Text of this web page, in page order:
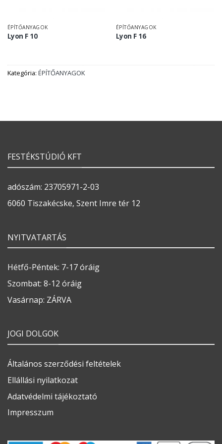
ÉPÍTŐANYAGOK
Lyon F 10
ÉPÍTŐANYAGOK
Lyon F 16
Kategória: ÉPÍTŐANYAGOK
FESTÉKSTÚDIÓ KFT
adószám: 23705971-2-03
6060 Tiszakécske, Szent Imre tér 12
NYITVATARTÁS
Hétfő-Péntek: 7-17 óráig
Szombat: 8-12 óráig
Vasárnap: ZÁRVA
JOGI DOLGOK
Általános szerződési feltételek
Ellállási nyilatkozat
Adatvédelmi tájékoztató
Impresszum